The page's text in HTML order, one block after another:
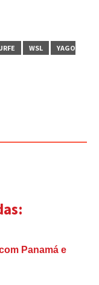
WSL
YAGO
Panamá e